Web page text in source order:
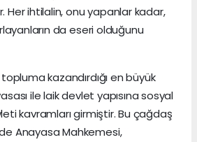
Her ihtilalin, onu yapanlar kadar,
da eseri olduğunu
topluma kazandırdığı en büyük
ile laik devlet yapısına sosyal
kavramları girmiştir. Bu çağdaş
Anayasa Mahkemesi,